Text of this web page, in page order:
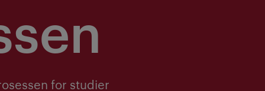
for studier